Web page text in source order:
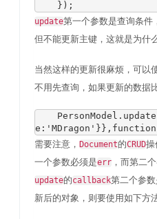
});
update第一个参数是查询条件
但不能更新主键，这就是为什
当然这样的更新很麻烦，可以
不用先查询，如果更新的数据
PersonModel . update
e : 'MDragon' }}, function
需要注意， Document的CRUD操
一个参数必须是err ，而第二
update的callback第二个参
新后的对象，则要使用如下方